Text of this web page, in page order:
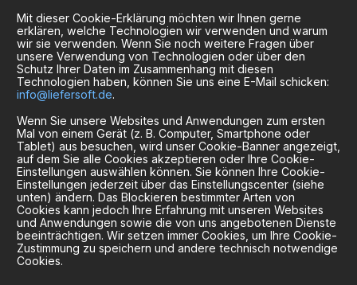
Mit dieser Cookie-Erklärung möchten wir Ihnen gerne
erklären, welche Technologien wir verwenden und warum
wir sie verwenden. Wenn Sie noch weitere Fragen über
unsere Verwendung von Technologien oder über den
Schutz Ihrer Daten im Zusammenhang mit diesen
Technologien haben, können Sie uns eine E-Mail schicken:
info@liefersoft.de.
Wenn Sie unsere Websites und Anwendungen zum ersten
Mal von einem Gerät (z. B. Computer, Smartphone oder
Tablet) aus besuchen, wird unser Cookie-Banner angezeigt,
auf dem Sie alle Cookies akzeptieren oder Ihre Cookie-
Einstellungen auswählen können. Sie können Ihre Cookie-
Einstellungen jederzeit über das Einstellungscenter (siehe
unten) ändern. Das Blockieren bestimmter Arten von
Cookies kann jedoch Ihre Erfahrung mit unseren Websites
und Anwendungen sowie die von uns angebotenen Dienste
beeinträchtigen. Wir setzen immer Cookies, um Ihre Cookie-
Zustimmung zu speichern und andere technisch notwendige
Cookies.